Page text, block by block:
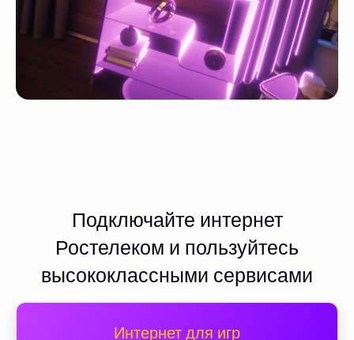
Подключайте интернет
Ростелеком и пользуйтесь
высококлассными сервисами
Интернет для игр